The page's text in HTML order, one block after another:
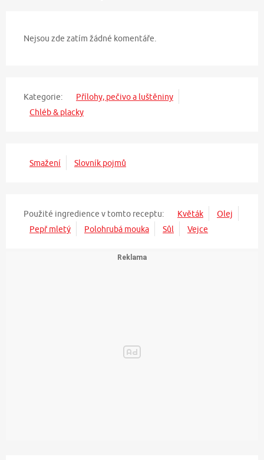
Nejsou zde zatím žádné komentáře.
Kategorie:
Přílohy, pečivo a luštěniny
Chléb & placky
Smažení Slovník pojmů
Použité ingredience v tomto receptu: Květák
Olej
Pepř mletý
Polohrubá mouka Sůl Vejce